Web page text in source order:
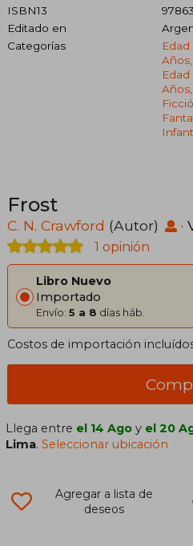
ISBN13
Editado en
Categorías
Frost
C. N. Crawford (Autor) ·
1 opinión
Libro Nuevo
Importado
Envío: 5 a 8 días háb.
Costos de importación
Llega entre el 14 Ago y el 20
Lima.Seleccionar ubicación
Agregar a lista de
deseos